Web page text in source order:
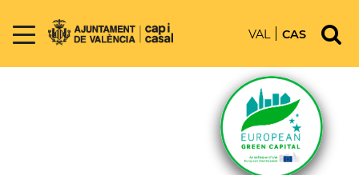
VAL CAS